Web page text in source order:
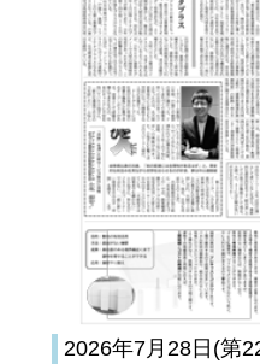
2026年7月28日(第